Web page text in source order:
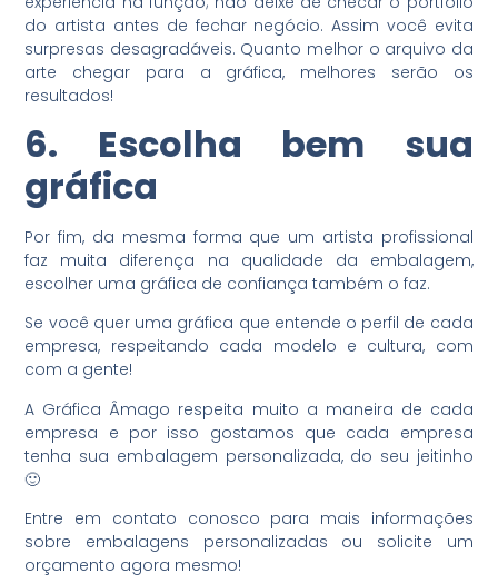
do artista antes de fechar negócio. Assim você evita
surpresas desagradáveis. Quanto melhor o arquivo da
arte chegar para a gráfica, melhores serão os
resultados!
6. Escolha bem sua
gráfica
Por fim, da mesma forma que um artista profissional
faz muita diferença na qualidade da embalagem,
escolher uma gráfica de confiança também o faz.
Se você quer uma gráfica que entende o perfil de cada
empresa, respeitando cada modelo e cultura, com
com a gente!
A Gráfica Âmago respeita muito a maneira de cada
empresa e por isso gostamos que cada empresa
tenha sua embalagem personalizada, do seu jeitinho
🙂
Entre em contato conosco para mais informações
sobre embalagens personalizadas ou solicite um
orçamento agora mesmo!